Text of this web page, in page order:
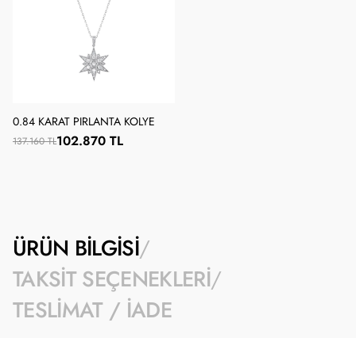
0.84 KARAT PIRLANTA KOLYE
137.160 TL102.870 TL
ÜRÜN BILGISI
TAKSIT SEÇENEKLERI
TESLIMAT / İADE